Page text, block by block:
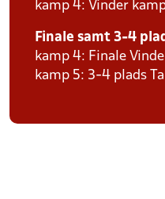
kamp 4: Vinder
Finale samt 3-4
kamp 4: Finale
kamp 5: 3-4 plads